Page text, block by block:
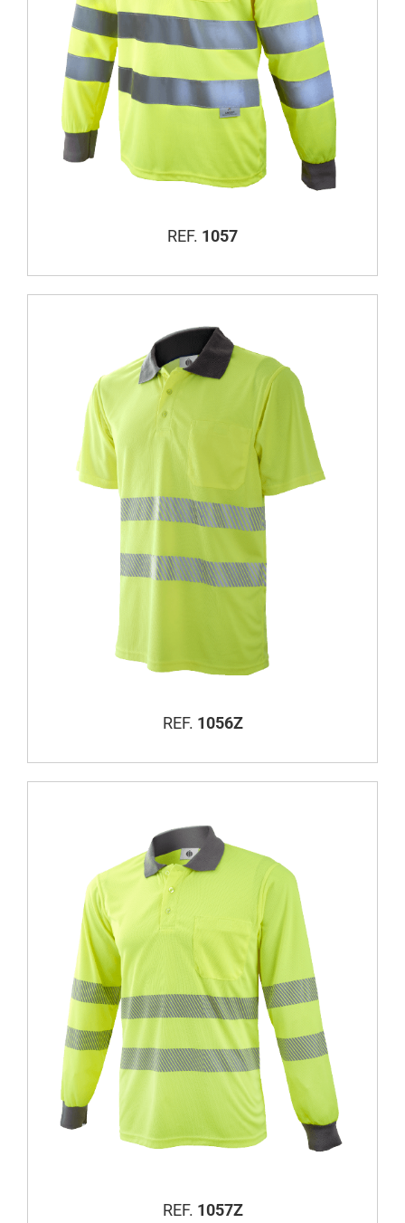
REF. 1057
REF. 1056Z
REF. 1057Z